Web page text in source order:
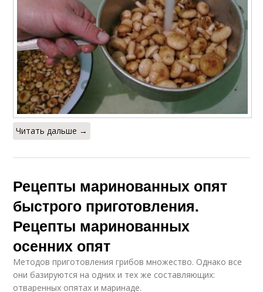
Читать дальше →
Рецепты маринованных опят
быстрого приготовления.
Рецепты маринованных
осенних опят
Методов приготовления грибов множество. Однако все
они базируются на одних и тех же составляющих:
отваренных опятах и маринаде.